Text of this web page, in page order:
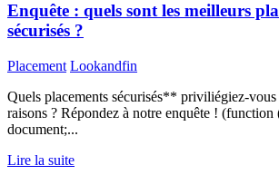
Enquête : quels sont les meilleurs
sécurisés ?
Placement Lookandfin
Quels placements sécurisés** priviliégiez-
raisons ? Répondez à notre enquête !
document;...
Lire la suite